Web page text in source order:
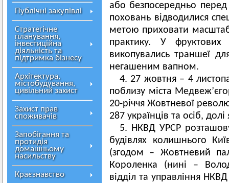
Публічні закупівлі
Стратегічне
планування,
інвестиційна
діяльність та
підтримка бізнесу
Архітектура,
містобудування,
цивільний захист
Захист прав
споживачів
Запобігання та
протидія
домашньому
насильству
Краєзнавство
або безпосередньо
поховань відводилися
метою приховати
практику. У фруктових
викопувались траншеї
негашеним вапном.
4. 27 жовтня – 4
поблизу міста
20-річчя Жовтневої
287 українців та осіб,
5. НКВД УРСР
будівлях колишнього
(згодом – Жовтневий
Короленка (нині –
відділ та управління